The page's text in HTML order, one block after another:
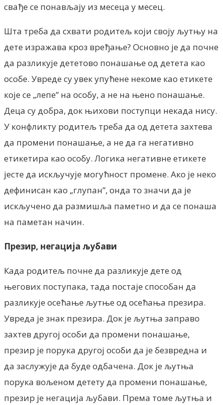
свађе се понављају из месеца у месец.
Шта треба да схвати родитељ који своју љутњу на
дете изражава кроз вређање? Основно је да почне
да разликује дететово понашање од детета као
особе. Увреде су увек упућене некоме као етикете
које се „лепе” на особу, а не на њено понашање.
Деца су добра, док њихови поступци некада нису.
У конфликту родитељ треба да од детета захтева
да промени понашање, а не да га негативно
етикетира као особу. Логика негативне етикете
јесте да искључује могућност промене. Ако је неко
дефинисан као „глупан”, онда то значи да је
искључено да размишља паметно и да се понаша
на паметан начин.
Презир, негација љубави
Када родитељ почне да разликује дете од
његових поступака, тада постаје способан да
разликује осећање љутње од осећања презира.
Увреда је знак презира. Док је љутња заправо
захтев другој особи да промени понашање,
презир је порука другој особи да је безвредна и
да заслужује да буде одбачена. Док је љутња
порука вољеном детету да промени понашање,
презир је негација љубави. Према томе љутња и